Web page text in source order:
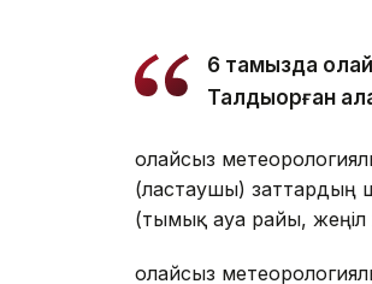
6 тамызда
Талдықорған
Қолайсыз
(ластаушы) заттардың
(тымық ауа райы,
Қолайсыз